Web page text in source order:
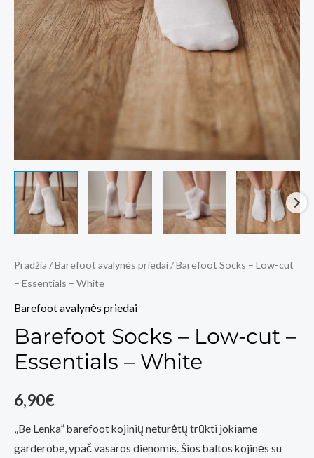
Pradžia /Barefoot avalynės priedai/ Barefoot Socks – Low-cut
– Essentials – White
Barefoot avalynės priedai
Barefoot Socks – Low-cut –
Essentials – White
6,90€
„Be Lenka” barefoot kojinių neturėtų trūkti jokiame
garderobe, ypač vasaros dienomis. Šios baltos kojinės su